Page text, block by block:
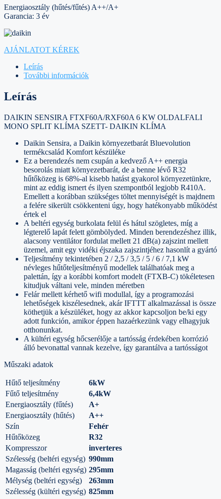
Energiaosztály (hűtés/fűtés) A++/A+
Garancia: 3 év
AJÁNLATOT KÉREK
Leírás
További információk
Leírás
DAIKIN SENSIRA FTXF60A/RXF60A 6 KW OLDALFALI
MONO SPLIT KLÍMA SZETT- DAIKIN KLÍMA
Daikin Sensira, a Daikin környezetbarát Bluevolution
termékcsalád Komfort készüléke
Ez a berendezés nem csupán a kedvező A++ energia
besorolás miatt környezetbarát, de a benne lévő R32
hűtőközeg is 68%-al kisebb hatást gyakorol környezetünkre,
mint az eddig ismert és ilyen szempontból legjobb R410A.
Emellett a korábban szükséges töltet mennyiségét is majdnem
a felére sikerült csökkenteni úgy, hogy hatékonyabb működést
értek el
A beltéri egység burkolata felül és hátul szögletes, míg a
légterelő lapát felett gömbölyded. Minden berendezéshez illik,
alacsony ventilátor fordulat mellett 21 dB(a) zajszint mellett
üzemel, amit egy vidéki éjszaka zajszintjéhez hasonlít a gyártó
Teljesítmény tekintetében 2 / 2,5 / 3,5 / 5 / 6 / 7,1 kW
névleges hűtőteljesítményű modellek találhatóak meg a
palettán, így a korábbi komfort modelt (FTXB-C) tökéletesen
kitudjuk váltani vele, minden méretben
Felár mellett kérhető wifi modullal, így a programozási
lehetőségek kiszélesednek, akár IFTTT alkalmazással is össze
köthetjük a készüléket, hogy az akkor kapcsoljon be/ki egy
adott funkción, amikor éppen hazaérkezünk vagy elhagyjuk
otthonunkat.
A kültéri egység hőcserélője a tartósság érdekében korrózió
álló bevonattal vannak kezelve, így garantálva a tartósságot
Műszaki adatok
Hűtő teljesítmény
6kW
Fűtő teljesítmény
6,4kW
Energiaosztály (fűtés)
A+
Energiaosztály (hűtés)
A++
Szín
Fehér
Hűtőközeg
R32
Kompresszor
inverteres
Szélesség (beltéri egység) 990mm
Magasság (beltéri egység) 295mm
Mélység (beltéri egység)
263mm
Szélesség (kültéri egység) 825mm